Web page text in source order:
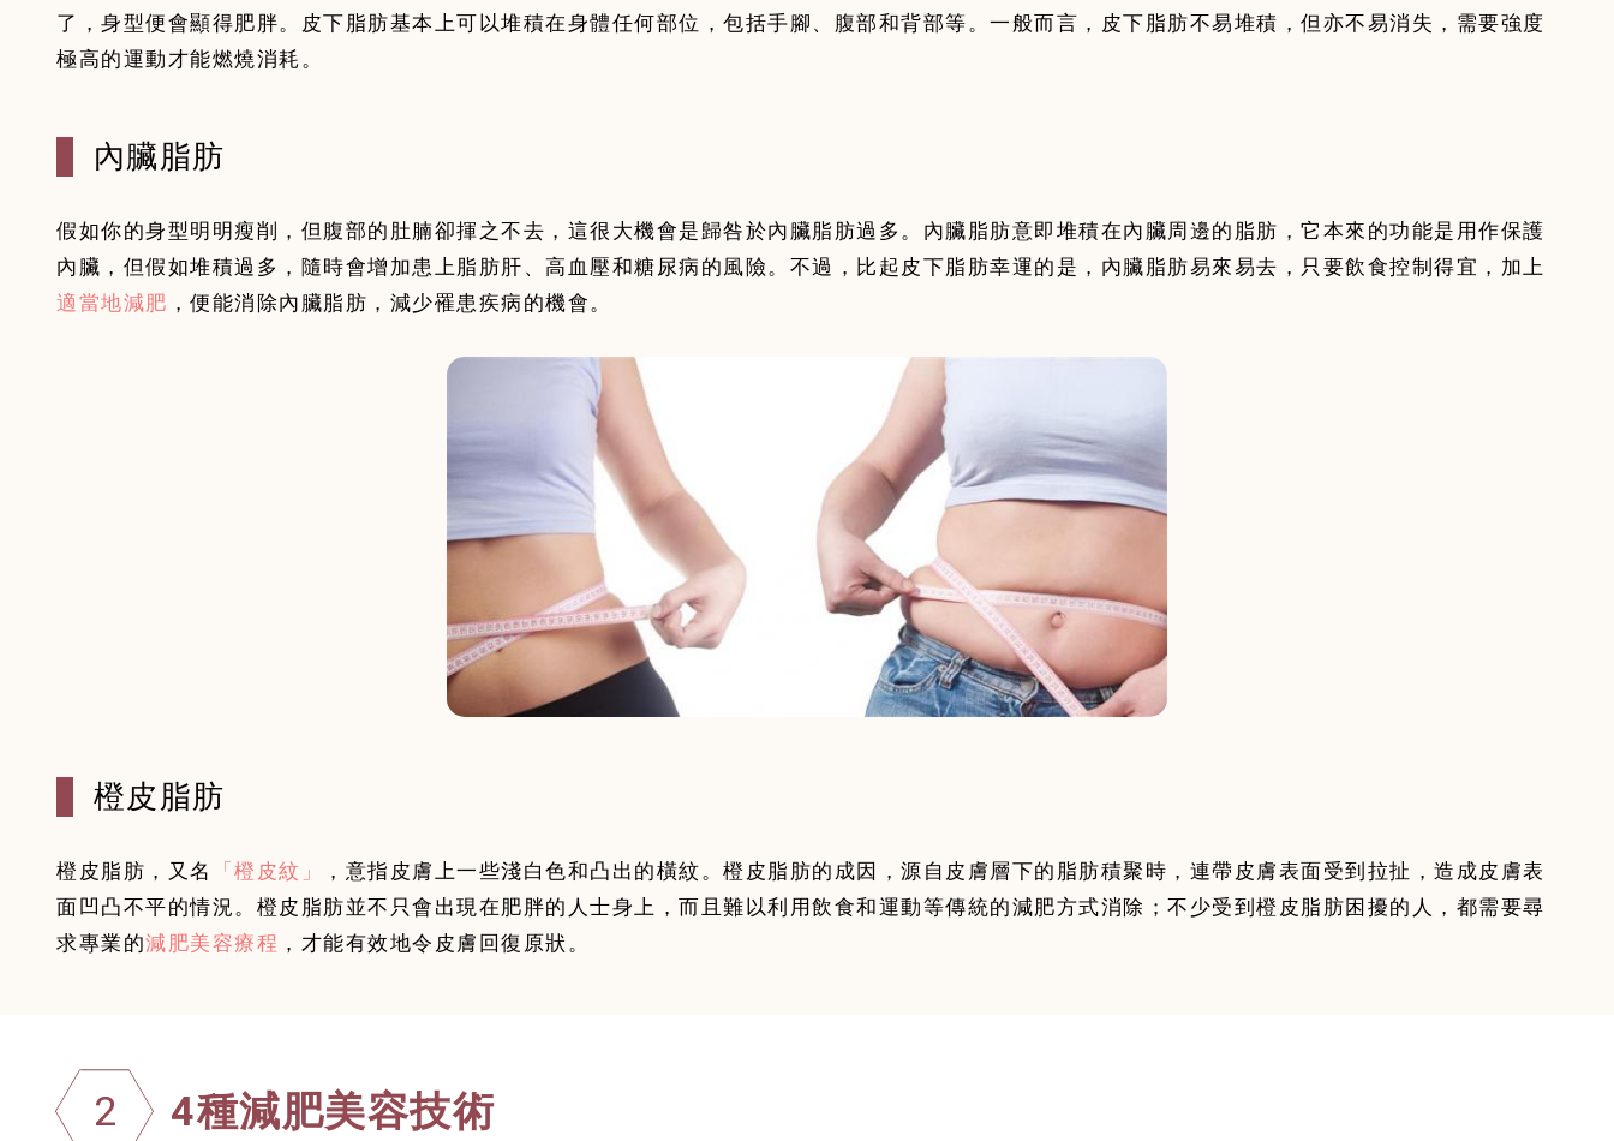
了，身型便會顯得肥胖。皮下脂肪基本上可以堆積在身體任何部位，包括手腳、腹部和背部等。一般而言，皮下脂肪不易堆積，但亦不易消失，需要強度
極高的運動才能燃燒消耗。
內臟脂肪
假如你的身型明明瘦削，但腹部的肚腩卻揮之不去，這很大機會是歸咎於內臟脂肪過多。內臟脂肪意即堆積在內臟周邊的脂肪，它本來的功能是用作保護
內臟，但假如堆積過多，隨時會增加患上脂肪肝、高血壓和糖尿病的風險。不過，比起皮下脂肪幸運的是，內臟脂肪易來易去，只要飲食控制得宜，加上
適當地減肥 ，便能消除內臟脂肪，減少罹患疾病的機會。
橙皮脂肪
橙皮脂肪，又名 「橙皮紋」
，意指皮膚上一些淺白色和凸出的橫紋。橙皮脂肪的成因，源自皮膚層下的脂肪積聚時，連帶皮膚表面受到拉扯，造成皮膚表
面凹凸不平的情況。橙皮脂肪並不只會出現在肥胖的人士身上，而且難以利用飲食和運動等傳統的減肥方式消除；不少受到橙皮脂肪困擾的人，都需要尋
求專業的減肥美容療程 ，才能有效地令皮膚回復原狀。
2 4種減肥美容技術